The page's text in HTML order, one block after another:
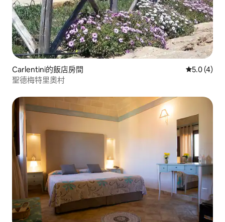
Carlentini的飯店房間 從 4 則評
5.0 (4)
聖德梅特里奧村